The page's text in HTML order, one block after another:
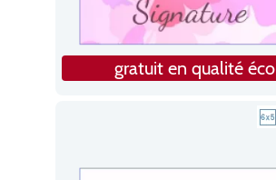
gratuit en qualité éco